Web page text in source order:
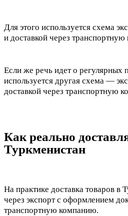
Для этого используется схема
и доставкой через
Если же речь идет о регулярных
используется другая схема —
доставкой через транспортную
Как реально
Туркменистан
На практике доставка товаров в
через экспорт с оформлением
транспортную компанию.